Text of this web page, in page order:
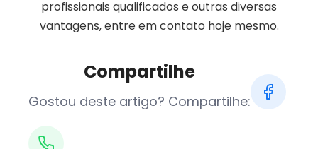
profissionais qualificados e outras diversas
vantagens, entre em contato hoje mesmo.
Compartilhe
Gostou deste artigo? Compartilhe: